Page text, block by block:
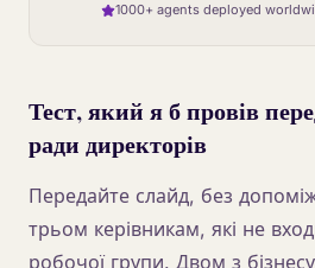
1000+ agents deployed
Тест, який я б провів
ради директорів
Передайте слайд, без
трьом керівникам, які не
робочої групи. Двом з